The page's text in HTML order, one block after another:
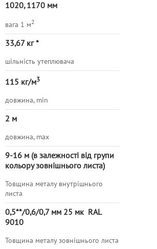
1020, 1170 мм
вага 1 м2
33,67кг *
шільність утеплювача
115 кг/м3
довжина, min
2 м
довжина, max
9-16 м (в залежності від групи
кольору зовнішнього листа)
Товщина металу внутрішнього
листа
0,5**/0,6/0,7 мм 25 мк RAL
9010
Товщина металу зовнішнього листа